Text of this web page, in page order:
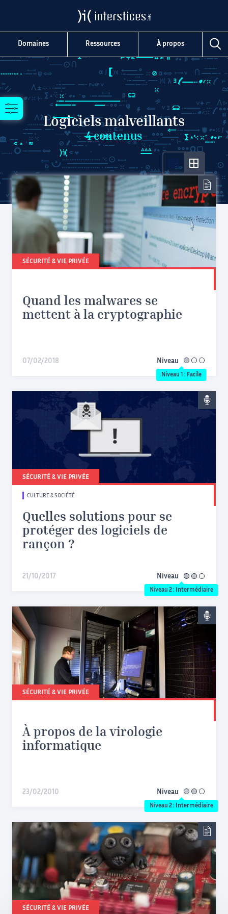
Domaines Ressources À propos
Logiciels malveillants
4contenus
SÉCURITÉ & VIE PRIVÉE
Quand les malwares se
mettent à la cryptographie
07/02/2018 Niveau facile
Niveau 1 : Facile
SÉCURITÉ & VIE PRIVÉE
CULTURE & SOCIÉTÉ
Quelles solutions pour se
protéger des logiciels de
rançon ?
21/10/2017 Niveau intermédiaire
Niveau 2 : Intermédiaire
SÉCURITÉ & VIE PRIVÉE
À propos de la virologie
informatique
23/02/2010 Niveau intermédiaire
Niveau 2 : Intermédiaire
SÉCURITÉ & VIE PRIVÉE